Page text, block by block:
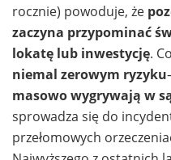
rocznie) powoduje, że
zaczyna przypominać
lokatę lub inwestycję.
niemal zerowym ryzyku
masowo wygrywają w
sprowadza się do
przełomowych